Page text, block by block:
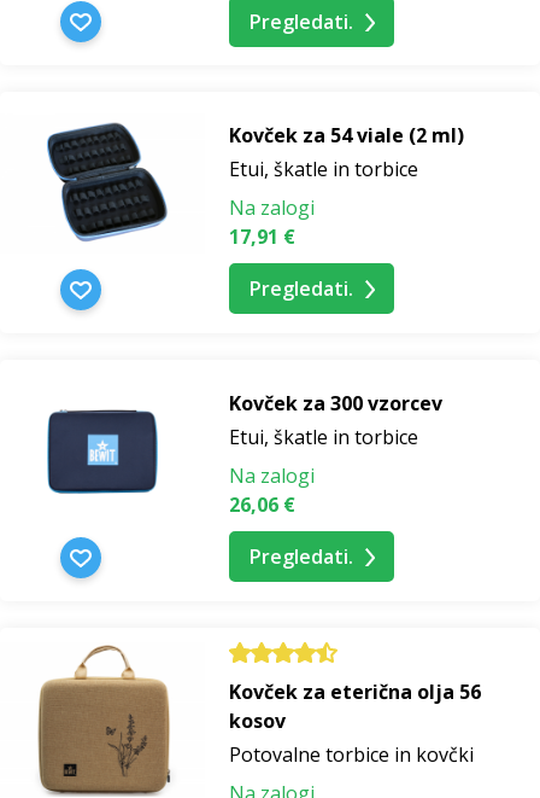
Pregledati.
Kovček za 54 viale (2 ml)
Etui, škatle in torbice
Na zalogi
17,91 €
Pregledati.
Kovček za 300 vzorcev
Etui, škatle in torbice
Na zalogi
26,06 €
Pregledati.
Kovček za eterična olja 56
kosov
Potovalne torbice in kovčki